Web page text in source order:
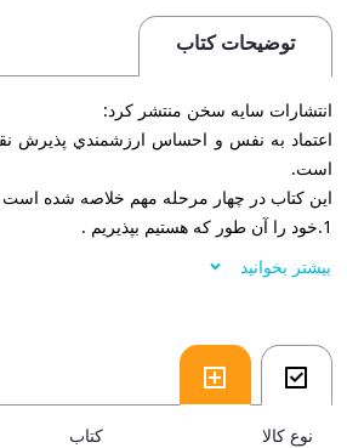
توضیحات کتاب
انتشارات سايه سخن منتشر کرد:
است.
اين کتاب در چهار مرحله مهم خلاصه شده
1.خود را آن طور که هستيم بپذيريم .
هاي فکري فرار کنيم.
فروشگاه اينترنتي 30بوک
بیشتر بخوانید
نوع کالا کتاب